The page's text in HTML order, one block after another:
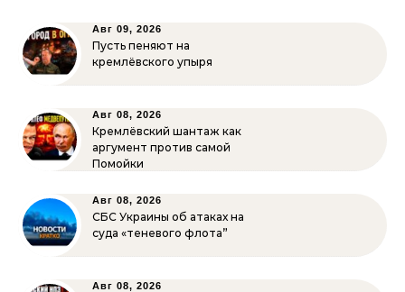
Авг 09, 2026
Пусть пеняют на
кремлёвского упыря
Авг 08, 2026
Кремлёвский шантаж как
аргумент против самой
Помойки
Авг 08, 2026
СБС Украины об атаках на
суда «теневого флота”
Авг 08, 2026